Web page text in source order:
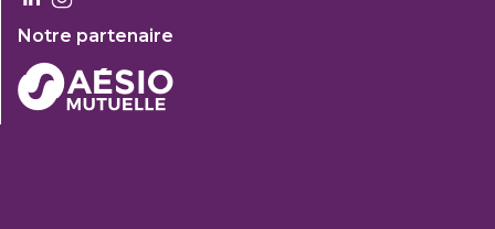
Notre partenaire